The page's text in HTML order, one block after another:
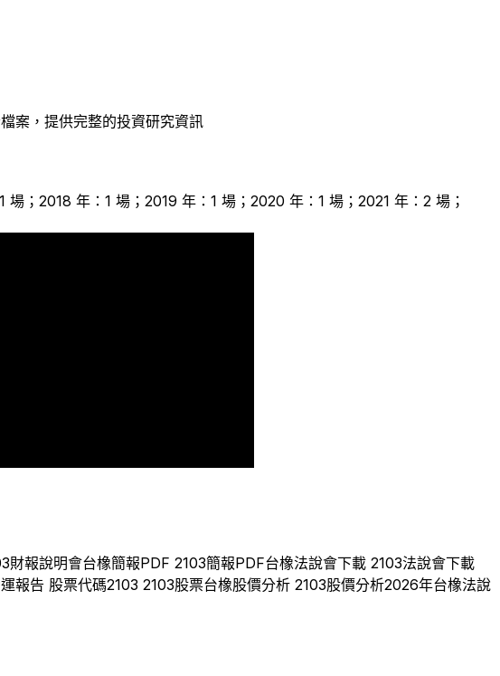
案，提供完整的投資研究資訊
；2018 年：1 場；2019 年：1 場；2020 年：1 場；2021 年：2 場；
財報說明會台橡簡報PDF 2103簡報PDF台橡法說會下載 2103法說會下載
報告 股票代碼2103 2103股票台橡股價分析 2103股價分析2026年台橡法說